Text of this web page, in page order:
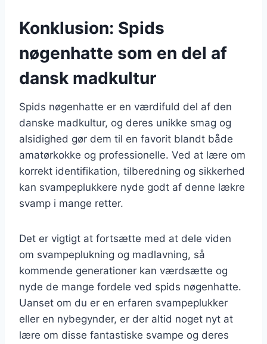
Konklusion: Spids
nøgenhatte som en del af
dansk madkultur
Spids nøgenhatte er en værdifuld del af den
danske madkultur, og deres unikke smag og
alsidighed gør dem til en favorit blandt både
amatørkokke og professionelle. Ved at lære om
korrekt identifikation, tilberedning og sikkerhed
kan svampeplukkere nyde godt af denne lækre
svamp i mange retter.
Det er vigtigt at fortsætte med at dele viden
om svampeplukning og madlavning, så
kommende generationer kan værdsætte og
nyde de mange fordele ved spids nøgenhatte.
Uanset om du er en erfaren svampeplukker
eller en nybegynder, er der altid noget nyt at
lære om disse fantastiske svampe og deres